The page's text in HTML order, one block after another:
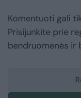
Komentuoti gali
Prisijunkite prie
bendruomenės ir